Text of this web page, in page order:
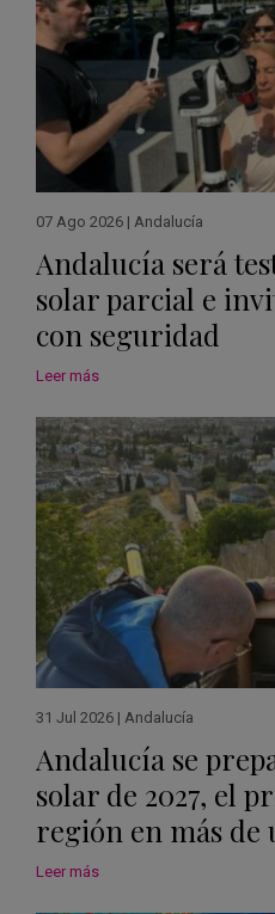
07 Ago 2026 | Andalucía
Andalucía será
solar parcial e
con seguridad
Leer más
31 Jul 2026 | Andalucía
Andalucía se
solar de 2027, el
región en más de
Leer más